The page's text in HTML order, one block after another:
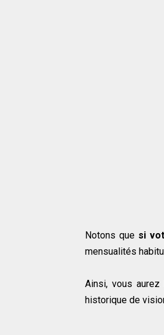
Notons que si
mensualités
Ainsi, vous
historique de